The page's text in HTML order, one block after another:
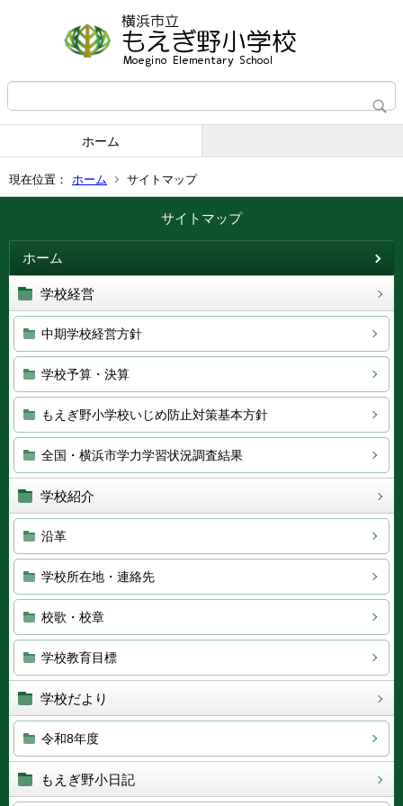
ホーム
現在位置： ホーム サイトマップ
サイトマップ
ホーム
学校経営
中期学校経営方針
学校予算・決算
もえぎ野小学校いじめ防止対策基本方針
全国・横浜市学力学習状況調査結果
学校紹介
沿革
学校所在地・連絡先
校歌・校章
学校教育目標
学校だより
令和8年度
もえぎ野小日記